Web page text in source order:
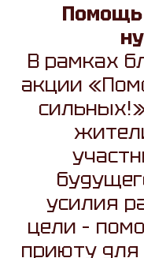
Помощь
В рамках
акции
усилия
цели –
приюту